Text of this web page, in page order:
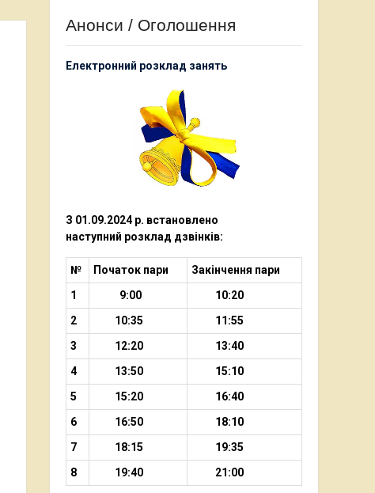
Анонси / Оголошення
Електронний розклад занять
З 01.09.2024 р. встановлено
наступний розклад дзвінків:
№ Початок пари
Закінчення пари
1
9:00
10:20
2
10:35
11:55
3
12:20
13:40
4
13:50
15:10
5
15:20
16:40
6
16:50
18:10
7
18:15
19:35
8
19:40 21:00